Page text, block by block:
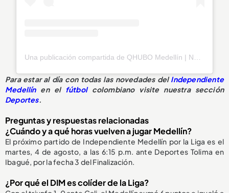
Para estar al día con todas las novedades delIndependiente
Medellínen el fútbol colombiano visite nuestra sección
Deportes.
Preguntas y respuestas relacionadas
¿Cuándo y a qué horas vuelven a jugar Medellín?
El próximo partido de Independiente Medellín por la Liga es el
martes, 4 de agosto, a las 6:15 p.m. ante Deportes Tolima en
Ibagué, por la fecha 3 del Finalización.
¿Por qué el DIM es colíder de la Liga?